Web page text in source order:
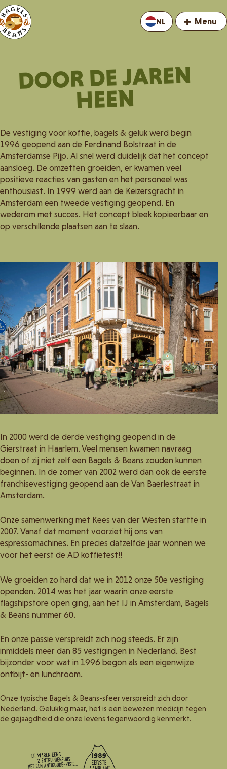
+ Menu
NL
DOOR DE JAREN
HEEN
De vestiging voor koffie, bagels & geluk werd begin
1996 geopend aan de Ferdinand Bolstraat in de
Amsterdamse Pijp. Al snel werd duidelijk dat het concept
aansloeg. De omzetten groeiden, er kwamen veel
positieve reacties van gasten en het personeel was
enthousiast. In 1999 werd aan de Keizersgracht in
Amsterdam een tweede vestiging geopend. En
wederom met succes. Het concept bleek kopieerbaar en
op verschillende plaatsen aan te slaan.
In 2000 werd de derde vestiging geopend in de
Gierstraat in Haarlem. Veel mensen kwamen navraag
doen of zij niet zelf een Bagels & Beans zouden kunnen
beginnen. In de zomer van 2002 werd dan ook de eerste
franchisevestiging geopend aan de Van Baerlestraat in
Amsterdam.
Onze samenwerking met Kees van der Westen startte in
2007. Vanaf dat moment voorziet hij ons van
espressomachines. En precies datzelfde jaar wonnen we
voor het eerst de AD koffietest!!
We groeiden zo hard dat we in 2012 onze 50e vestiging
openden. 2014 was het jaar waarin onze eerste
flagshipstore open ging, aan het IJ in Amsterdam, Bagels
& Beans nummer 60.
En onze passie verspreidt zich nog steeds. Er zijn
inmiddels meer dan 85 vestigingen in Nederland. Best
bijzonder voor wat in 1996 begon als een eigenwijze
ontbijt- en lunchroom.
Onze typische Bagels & Beans-sfeer verspreidt zich door
Nederland. Gelukkig maar, het is een bewezen medicijn tegen
de gejaagdheid die onze levens tegenwoordig kenmerkt.